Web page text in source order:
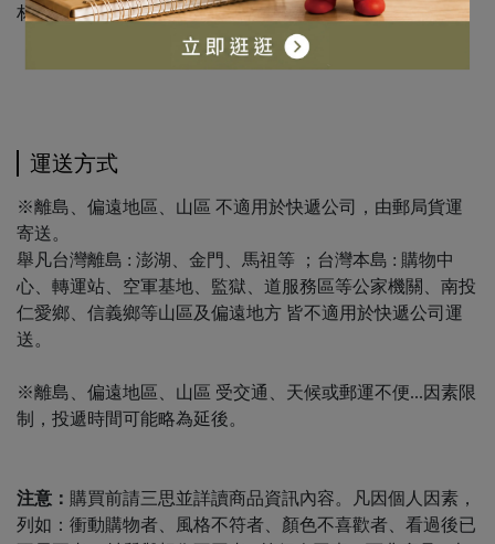
材質：RPET
運送方式
※離島、偏遠地區、山區 不適用於快遞公司，由郵局貨運
寄送。
舉凡台灣離島 : 澎湖、金門、馬祖等 ；台灣本島 : 購物中
心、轉運站、空軍基地、監獄、道服務區等公家機關、南投
仁愛鄉、信義鄉等山區及偏遠地方 皆不適用於快遞公司運
送。
※離島、偏遠地區、山區 受交通、天候或郵運不便...因素限
制，投遞時間可能略為延後。
注意： 購買前請三思並詳讀商品資訊內容。凡因個人因素，
列如：衝動購物者、風格不符者、顏色不喜歡者、看過後已